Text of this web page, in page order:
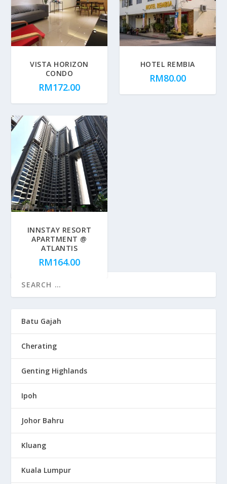
VISTA HORIZON
CONDO
RM172.00
HOTEL REMBIA
RM80.00
INNSTAY RESORT
APARTMENT @
ATLANTIS
RM164.00
Batu Gajah
Cherating
Genting Highlands
Ipoh
Johor Bahru
Kluang
Kuala Lumpur